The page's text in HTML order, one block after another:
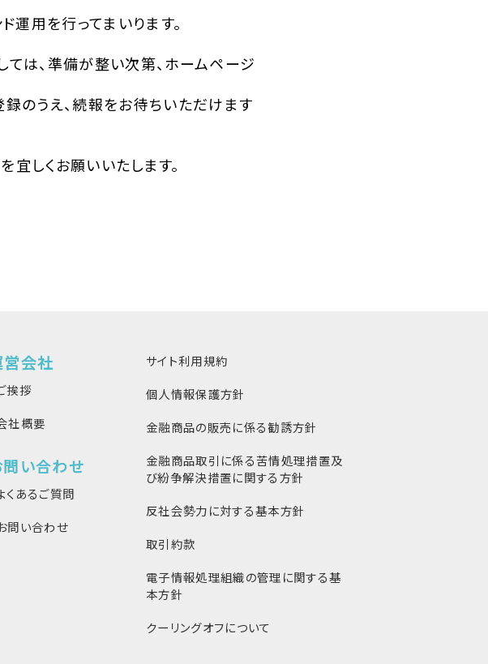
運用を行ってまいります。
は、準備が整い次第、ホームページ
のうえ、続報をお待ちいただけます
しくお願いいたします。
営会社
挨拶
社概要
問い合わせ
くあるご質問
問い合わせ
サイト利用規約
個人情報保護方針
金融商品の販売に係る勧誘方針
金融商品取引に係る苦情処理措置及
び紛争解決措置に関する方針
反社会勢力に対する基本方針
取引約款
電子情報処理組織の管理に関する基
本方針
クーリングオフについて